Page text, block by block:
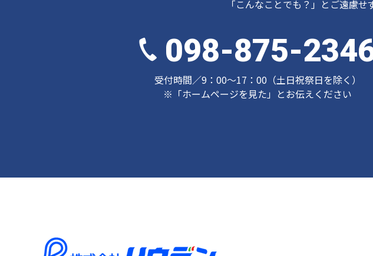
「こんなことでも？」とご遠慮
098-875-
受付時間／9：00～17：00（土日祝祭日を除く）
※「ホームページを見た」とお伝えください